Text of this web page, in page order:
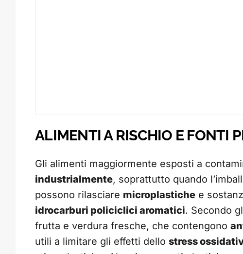
ALIMENTI A RISCHIO E FONTI
Gli alimenti maggiormente esposti a
industrialmente, soprattutto quando
possono rilasciare microplastiche e
idrocarburi policiclici aromatici. Secondo
frutta e verdura fresche, che contengono
utili a limitare gli effetti dello stress